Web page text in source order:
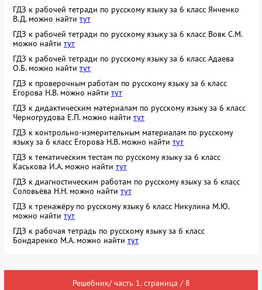
ГДЗ к рабочей тетради по русскому языку за 6 класс Янченко
В.Д. можно найти тут
ГДЗ к рабочей тетради по русскому языку за 6 класс Вовк С.М.
можно найти тут
ГДЗ к рабочей тетради по русскому языку за 6 класс Адаева
О.Б. можно найти тут
ГДЗ к проверочным работам по русскому языку за 6 класс
Егорова Н.В. можно найти тут
ГДЗ к дидактическим материалам по русскому языку за 6 класс
Черногрудова Е.П. можно найти тут
ГДЗ к контрольно-измерительным материалам по русскому
языку за 6 класс Егорова Н.В. можно найти тут
ГДЗ к тематическим тестам по русскому языку за 6 класс
Каськова И.А. можно найти тут
ГДЗ к диагностическим работам по русскому языку за 6 класс
Соловьёва Н.Н. можно найти тут
ГДЗ к тренажёру по русскому языку 6 класс Никулина М.Ю.
можно найти тут
ГДЗ к рабочая тетрадь по русскому языку за 6 класс
Бондаренко М.А. можно найти тут
Решебник/ часть 1. страница / 8